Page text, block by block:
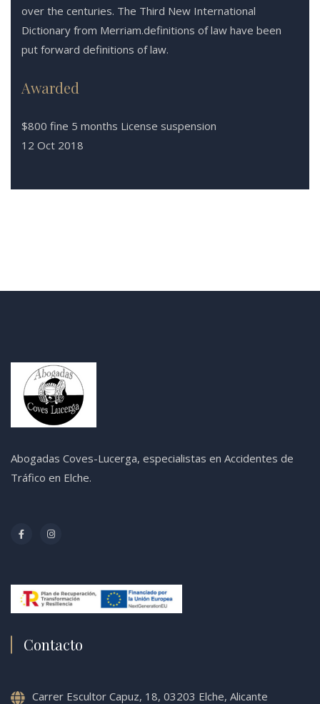
over the centuries. The Third New International
Dictionary from Merriam.definitions of law have been
put forward definitions of law.
Awarded
$800 fine 5 months License suspension
12 Oct 2018
Abogadas Coves-Lucerga, especialistas en Accidentes de
Tráfico en Elche.
Contacto
Carrer Escultor Capuz, 18, 03203 Elche, Alicante